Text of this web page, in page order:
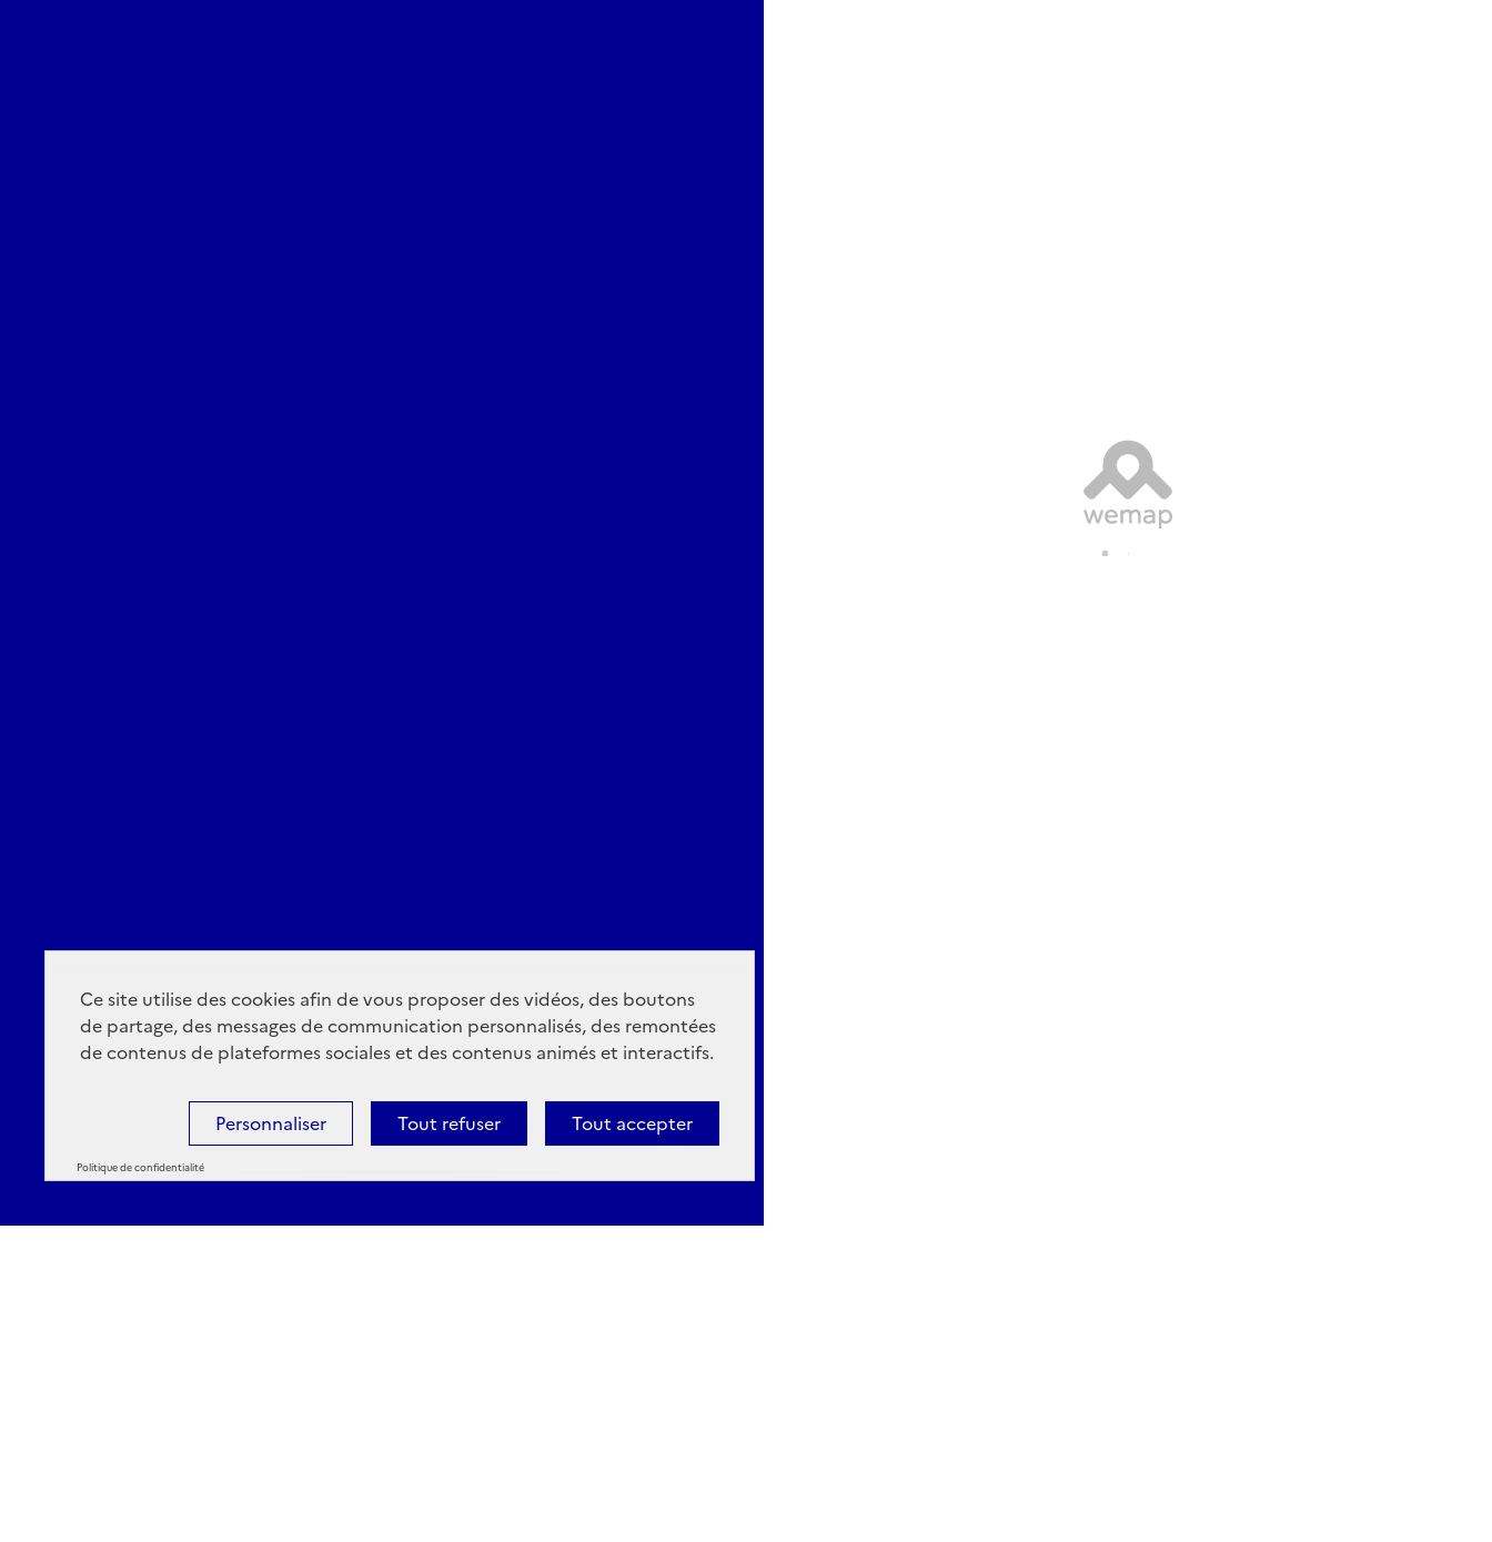
Ce site utilise des cookies afin de vous proposer des vidéos, des boutons
de partage, des messages de communication personnalisés, des remontées
de contenus de plateformes sociales et des contenus animés et interactifs.
Tout accepter
Tout refuser
Personnaliser
Politique de confidentialité